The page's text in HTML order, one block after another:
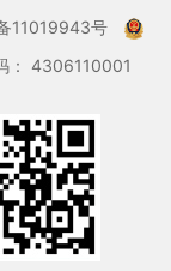
11019943号
： 4306110001